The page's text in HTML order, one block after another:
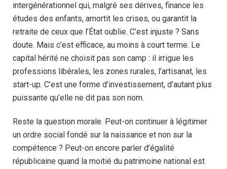
intergénérationnel qui, malgré ses dérives, finance les
études des enfants, amortit les crises, ou garantit la
retraite de ceux que l’État oublie. C’est injuste ? Sans
doute. Mais c’est efficace, au moins à court terme. Le
capital hérité ne choisit pas son camp : il irrigue les
professions libérales, les zones rurales, l’artisanat, les
start-up. C’est une forme d’investissement, d’autant plus
puissante qu’elle ne dit pas son nom.
Reste la question morale. Peut-on continuer à légitimer
un ordre social fondé sur la naissance et non sur la
compétence ? Peut-on encore parler d’égalité
républicaine quand la moitié du patrimoine national est